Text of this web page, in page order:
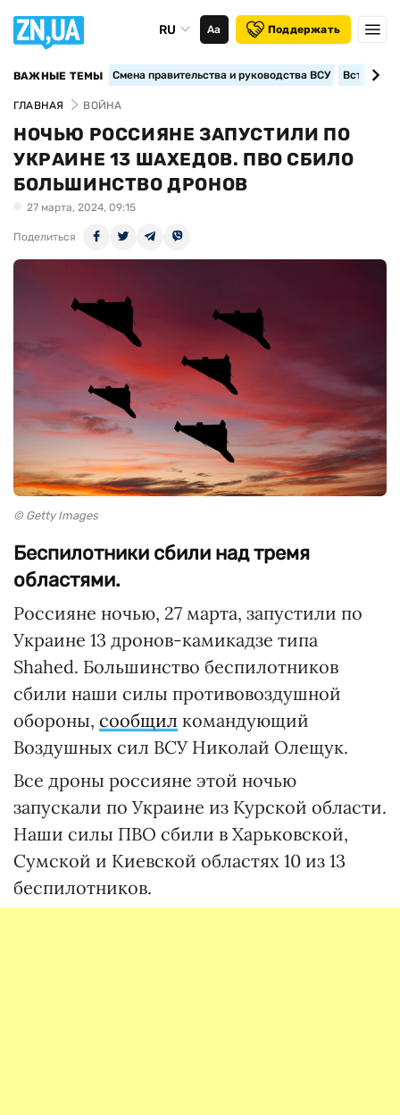
RU Аа Поддержать
ВАЖНЫЕ ТЕМЫ Смена правительства и руководства ВСУ
ГЛАВНАЯ ВОЙНА
НОЧЬЮ РОССИЯНЕ ЗАПУСТИЛИ ПО
УКРАИНЕ 13 ШАХЕДОВ. ПВО СБИЛО
БОЛЬШИНСТВО ДРОНОВ
27 марта, 2024, 09:15
Поделиться
© Getty Images
Беспилотники сбили над тремя
областями.
Россияне ночью, 27 марта, запустили по
Украине 13 дронов-камикадзе типа
Shahed. Большинство беспилотников
сбили наши силы противовоздушной
обороны, сообщил командующий
Воздушных сил ВСУ Николай Олещук.
Все дроны россияне этой ночью
запускали по Украине из Курской области.
Наши силы ПВО сбили в Харьковской,
Сумской и Киевской областях 10 из 13
беспилотников.